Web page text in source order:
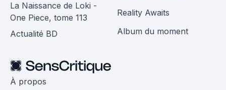
La Naissance de Loki -
One Piece, tome 113
Actualité BD
Reality Awaits
Album du moment
À propos